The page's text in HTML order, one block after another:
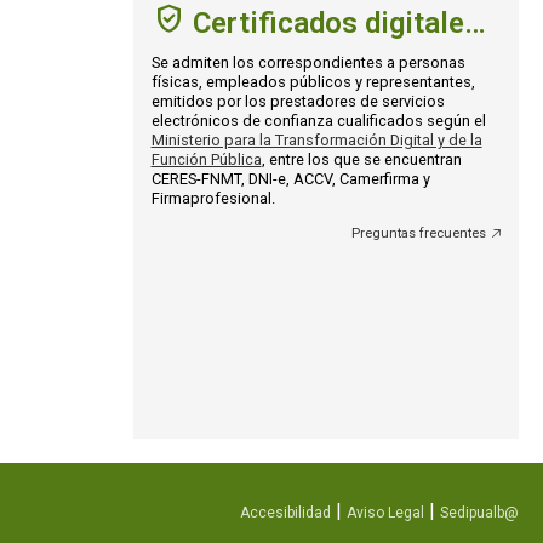
Certificados digitales admitidos
Se admiten los correspondientes a personas
físicas, empleados públicos y representantes,
emitidos por los prestadores de servicios
electrónicos de confianza cualificados según el
Ministerio para la Transformación Digital y de la
Función Pública, entre los que se encuentran
CERES-FNMT, DNI-e, ACCV, Camerfirma y
Firmaprofesional.
Preguntas frecuentes
Accesibilidad |Aviso Legal |Sedipualb@